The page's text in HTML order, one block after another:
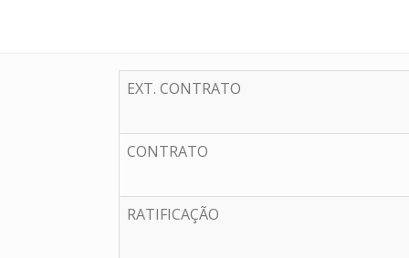
EXT. CONTRATO
CONTRATO
RATIFICAÇÃO